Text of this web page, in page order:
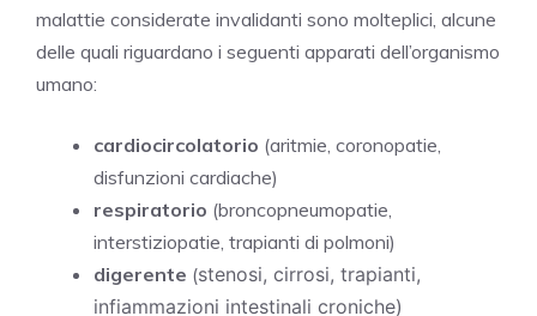
malattie considerate invalidanti sono molteplici, alcune
delle quali riguardano i seguenti apparati dell’organismo
umano:
cardiocircolatorio (aritmie, coronopatie,
disfunzioni cardiache)
respiratorio (broncopneumopatie,
interstiziopatie, trapianti di polmoni)
digerente (stenosi, cirrosi, trapianti,
infiammazioni intestinali croniche)